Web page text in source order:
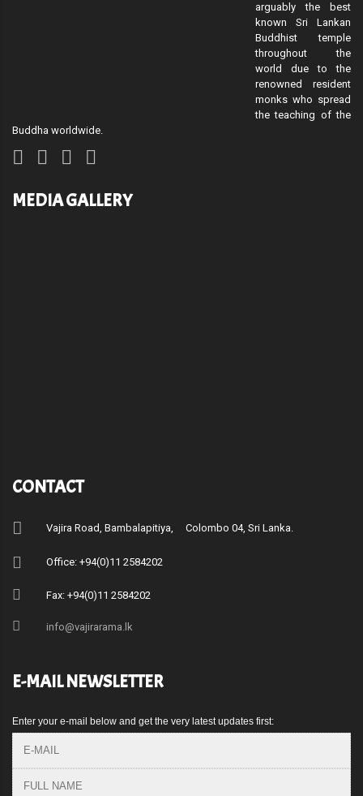
arguably the best
known Sri Lankan
Buddhist temple
throughout the
world due to the
renowned resident
monks who spread
the teaching of the
Buddha worldwide.
MEDIA GALLERY
CONTACT
Vajira Road, Bambalapitiya, Colombo 04, Sri Lanka.
Office: +94(0)11 2584202
Fax: +94(0)11 2584202
info@vajirarama.lk
E-MAIL NEWSLETTER
Enter your e-mail below and get the very latest updates first: